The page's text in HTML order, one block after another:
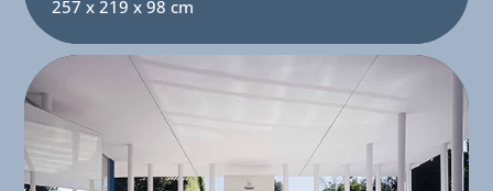
257 x 219 x 98 cm